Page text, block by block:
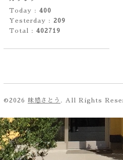
Today : 400
Yesterday : 209
Total : 402719
©2026 味感さとう . All Rights